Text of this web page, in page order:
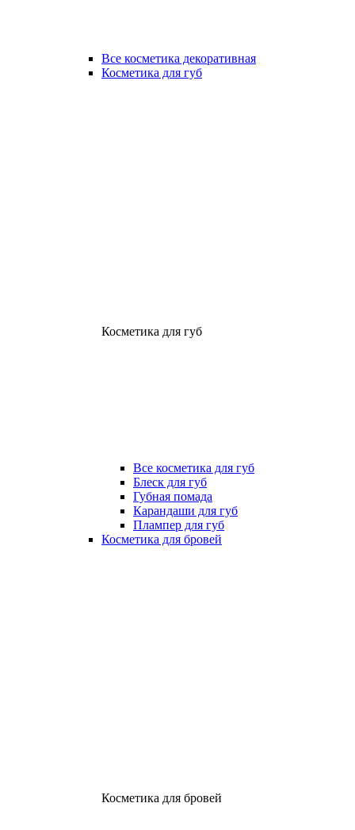
Все косметика декоративная
Косметика для губ
Косметика для губ
Все косметика для губ
Блеск для губ
Губная помада
Карандаши для губ
Плампер для губ
Косметика для бровей
Косметика для бровей